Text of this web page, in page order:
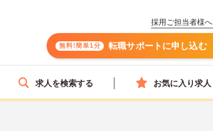
採用ご担当者様へ
無料!簡単1分 転職サポートに申し込む
求人を検索する お気に入り求人